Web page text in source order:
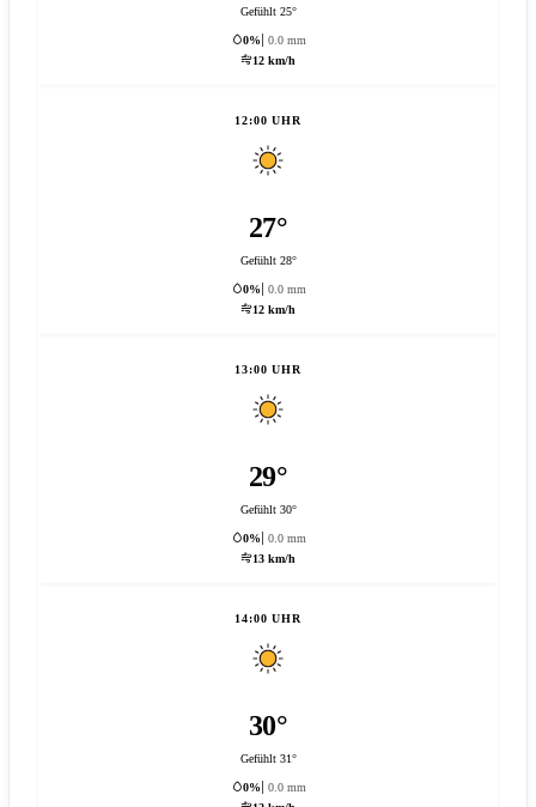
Gefühlt 25°
0%
0.0 mm
12 km/h
12:00 UHR
27°
Gefühlt 28°
0%
0.0 mm
12 km/h
13:00 UHR
29°
Gefühlt 30°
0%
0.0 mm
13 km/h
14:00 UHR
30°
Gefühlt 31°
0%
0.0 mm